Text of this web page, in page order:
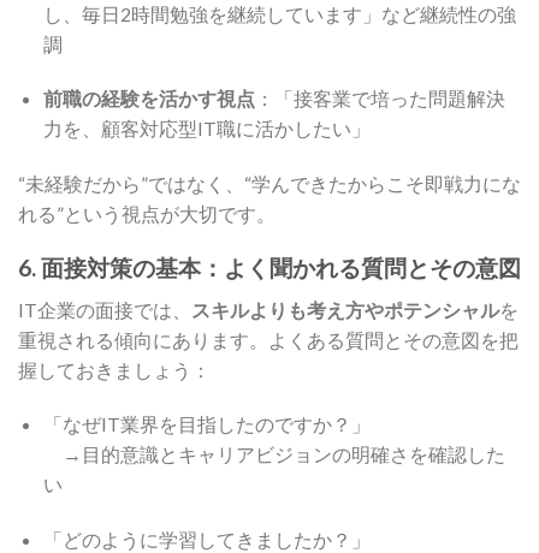
し、毎日2時間勉強を継続しています」など継続性の強
調
前職の経験を活かす視点 ：「接客業で培った問題解決
力を、顧客対応型IT職に活かしたい」
“未経験だから”ではなく、“学んできたからこそ即戦力にな
れる”という視点が大切です。
6. 面接対策の基本：よく聞かれる質問とその意図
IT企業の面接では、 スキルよりも考え方やポテンシャルを
重視される傾向にあります。よくある質問とその意図を把
握しておきましょう：
「なぜIT業界を目指したのですか？」
→目的意識とキャリアビジョンの明確さを確認した
い
「どのように学習してきましたか？」